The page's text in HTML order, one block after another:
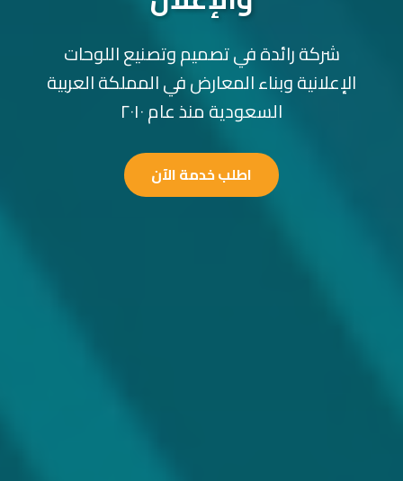
شركة رائدة في تصميم وتصنيع اللوحات
الإعلانية وبناء المعارض في المملكة العربية
السعودية منذ عام ٢٠١٠
اطلب خدمة الآن